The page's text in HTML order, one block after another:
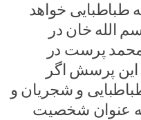
خواهد
الله خان در
محمد پرست در
این پرسش اگر
و شجریان و
به عنوان شخصیت